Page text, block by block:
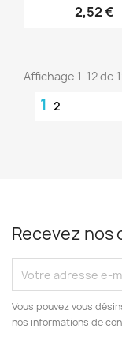
2,52 €
Affichage 1-12 de
1 2
Recevez nos
Vous pouvez vous
nos informations de